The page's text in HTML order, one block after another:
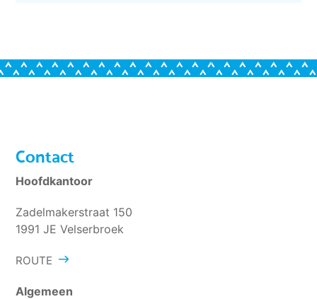
Contact
Hoofdkantoor
Zadelmakerstraat 150
1991 JE Velserbroek
ROUTE
Algemeen